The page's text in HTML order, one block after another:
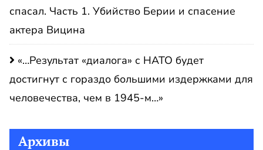
спасал. Часть 1. Убийство Берии и спасение
актера Вицина
«…Результат «диалога» с НАТО будет
достигнут с гораздо большими издержками для
человечества, чем в 1945-м…»
Архивы